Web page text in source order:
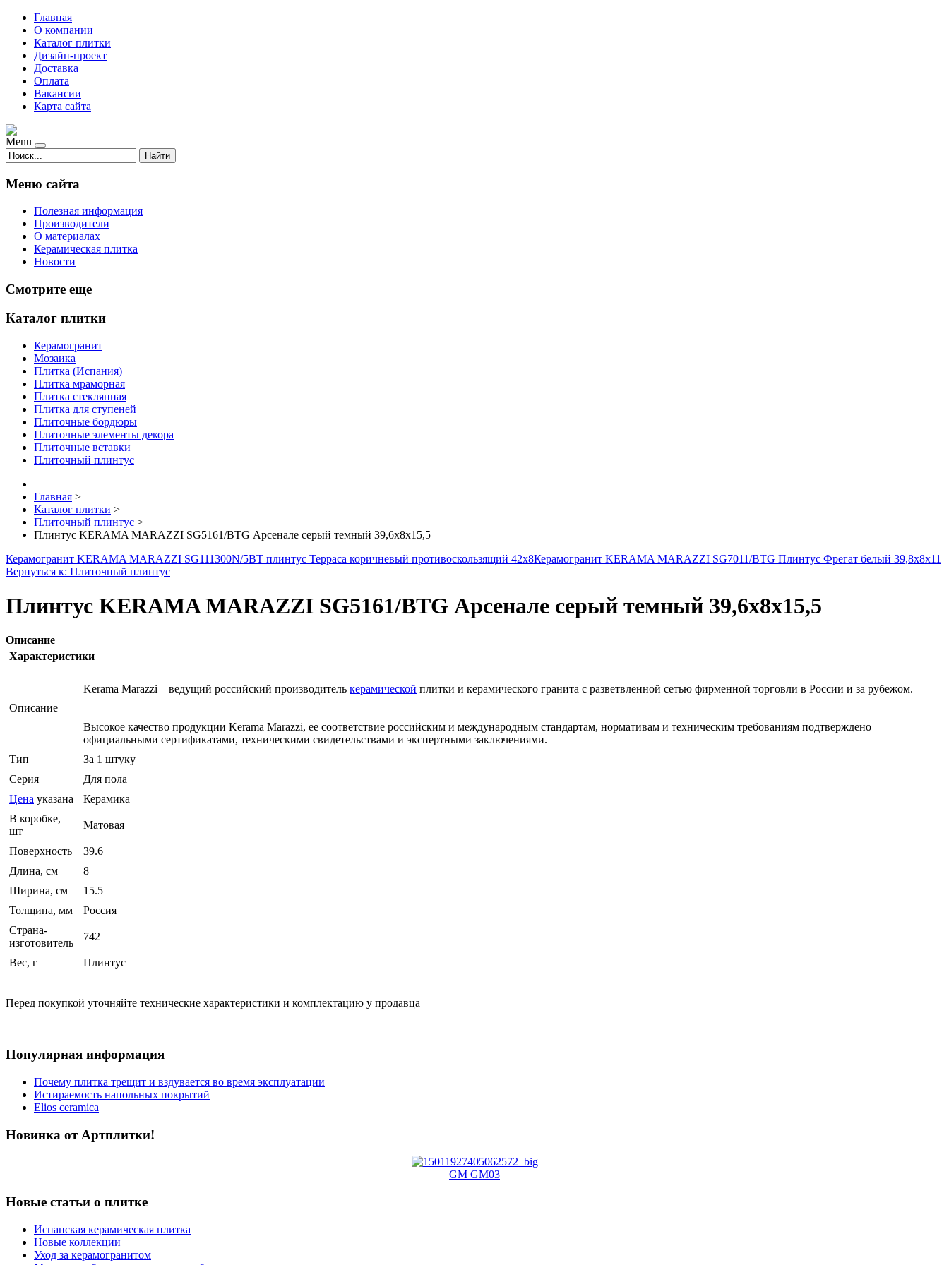
Главная
О компании
Каталог плитки
Дизайн-проект
Доставка
Оплата
Вакансии
Карта сайта
Menu
Найти
Меню сайта
Полезная информация
Производители
О материалах
Керамическая плитка
Новости
Смотрите еще
Каталог плитки
Керамогранит
Мозаика
Плитка (Испания)
Плитка мраморная
Плитка стеклянная
Плитка для ступеней
Плиточные бордюры
Плиточные элементы декора
Плиточные вставки
Плиточный плинтус
Главная >
Каталог плитки >
Плиточный плинтус >
Плинтус KERAMA MARAZZI SG5161/BTG Арсенале серый темный 39,6х8х15,5
Керамогранит KERAMA MARAZZI SG111300N/5BT плинтус Терраса коричневый противоскользящий 42х8Керамогранит KERAMA MARAZZI SG7011/BTG Плинтус Фрегат белый 39,8х8х11
Вернуться к: Плиточный плинтус
Плинтус KERAMA MARAZZI SG5161/BTG Арсенале серый темный 39,6х8х15,5
Описание
Характеристики
Описание
Kerama Marazzi – ведущий российский производитель керамической плитки и керамического гранита с разветвленной сетью фирменной торговли в России и за рубежом.
Высокое качество продукции Kerama Marazzi, ее соответствие российским и международным стандартам, нормативам и техническим требованиям подтверждено
официальными сертификатами, техническими свидетельствами и экспертными заключениями.
Тип
За 1 штуку
Серия
Для пола
Цена указана
Керамика
В коробке,
шт
Матовая
Поверхность
39.6
Длина, см
8
Ширина, см
15.5
Толщина, мм
Россия
Страна-
изготовитель
742
Вес, г Плинтус
Перед покупкой уточняйте технические характеристики и комплектацию у продавца
Популярная информация
Почему плитка трещит и вздувается во время эксплуатации
Истираемость напольных покрытий
Elios ceramica
Новинка от Артплитки!
GM GM03
Новые статьи о плитке
Испанская керамическая плитка
Новые коллекции
Уход за керамогранитом